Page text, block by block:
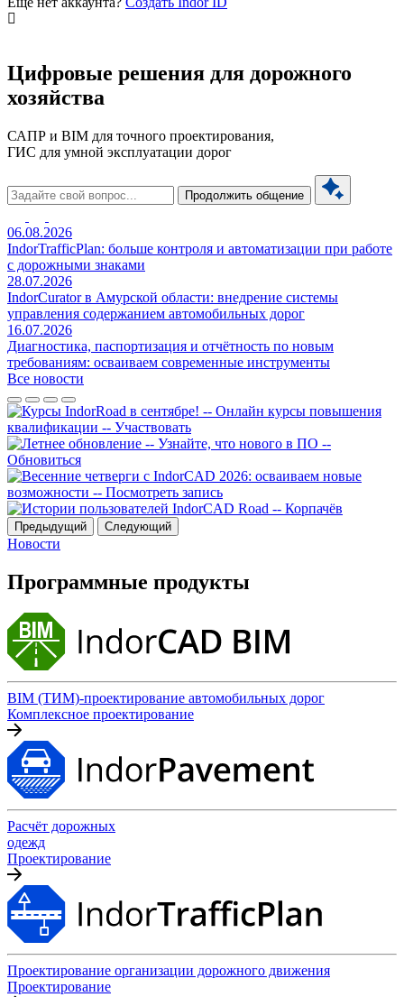
Цифровые решения для дорожного
хозяйства
САПР и BIM для точного проектирования,
ГИС для умной эксплуатации дорог
Продолжить общение
06.08.2026
IndorTrafficPlan: больше контроля и автоматизации при работе
с дорожными знаками
28.07.2026
IndorCurator в Амурской области: внедрение системы
управления содержанием автомобильных дорог
16.07.2026
Диагностика, паспортизация и отчётность по новым
требованиям: осваиваем современные инструменты
Все новости
Предыдущий Следующий
Новости
Программные продукты
BIM (ТИМ)-проектирование автомобильных дорог
Комплексное проектирование
Расчёт дорожных
одежд
Проектирование
Проектирование организации дорожного движения
Проектирование